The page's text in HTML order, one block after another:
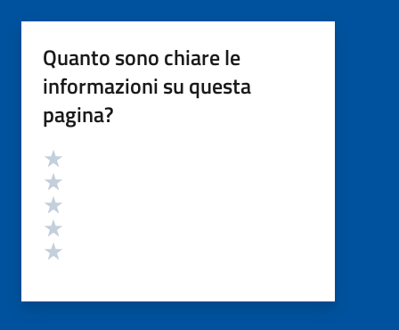
Quanto sono chiare le
informazioni su questa
pagina?
Valutazione